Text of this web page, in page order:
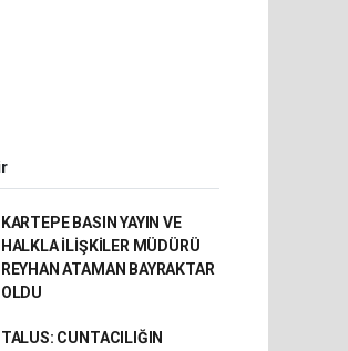
KARTEPE BASIN YAYIN VE
HALKLA İLİŞKİLER MÜDÜRÜ
REYHAN ATAMAN BAYRAKTAR
OLDU
TALUS: CUNTACILIĞIN